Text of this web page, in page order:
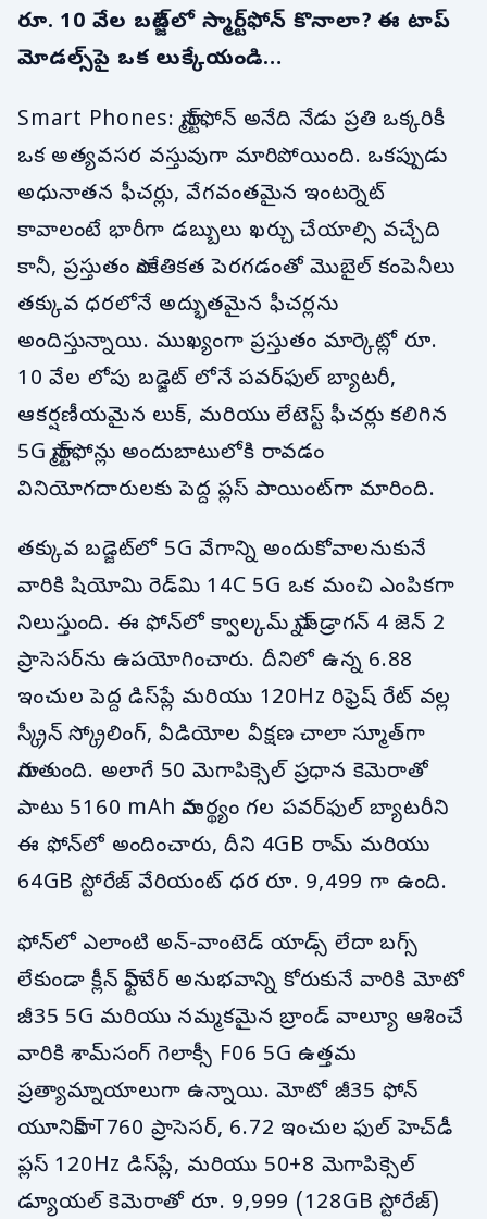
రూ. 10 వేల బడ్జెట్‌లో స్మార్ట్‌ఫోన్ కొనాలా? ఈ టాప్
మోడల్స్‌పై ఒక లుక్కేయండి…
Smart Phones: స్మార్ట్‌ఫోన్ అనేది నేడు ప్రతి ఒక్కరికీ
ఒక అత్యవసర వస్తువుగా మారిపోయింది. ఒకప్పుడు
అధునాతన ఫీచర్లు, వేగవంతమైన ఇంటర్నెట్
కావాలంటే భారీగా డబ్బులు ఖర్చు చేయాల్సి వచ్చేది
కానీ, ప్రస్తుతం సాంకేతికత పెరగడంతో మొబైల్ కంపెనీలు
తక్కువ ధరలోనే అద్భుతమైన ఫీచర్లను
అందిస్తున్నాయి. ముఖ్యంగా ప్రస్తుతం మార్కెట్లో రూ.
10 వేల లోపు బడ్జెట్ లోనే పవర్‌ఫుల్ బ్యాటరీ,
ఆకర్షణీయమైన లుక్, మరియు లేటెస్ట్ ఫీచర్లు కలిగిన
5G స్మార్ట్‌ఫోన్లు అందుబాటులోకి రావడం
వినియోగదారులకు పెద్ద ప్లస్ పాయింట్‌గా మారింది.
తక్కువ బడ్జెట్‌లో 5G వేగాన్ని అందుకోవాలనుకునే
వారికి షియోమి రెడ్‌మి 14C 5G ఒక మంచి ఎంపికగా
నిలుస్తుంది. ఈ ఫోన్‌లో క్వాల్కమ్ స్నాప్‌డ్రాగన్ 4 జెన్ 2
ప్రాసెసర్‌ను ఉపయోగించారు. దీనిలో ఉన్న 6.88
ఇంచుల పెద్ద డిస్‌ప్లే మరియు 120Hz రిఫ్రెష్ రేట్ వల్ల
స్క్రీన్ స్క్రోలింగ్, వీడియోల వీక్షణ చాలా స్మూత్‌గా
సాగుతుంది. అలాగే 50 మెగాపిక్సెల్ ప్రధాన కెమెరాతో
పాటు 5160 mAh సామర్థ్యం గల పవర్‌ఫుల్ బ్యాటరీని
ఈ ఫోన్‌లో అందించారు, దీని 4GB రామ్ మరియు
64GB స్టోరేజ్ వేరియంట్ ధర రూ. 9,499 గా ఉంది.
ఫోన్‌లో ఎలాంటి అన్-వాంటెడ్ యాడ్స్ లేదా బగ్స్
లేకుండా క్లీన్ సాఫ్ట్‌వేర్ అనుభవాన్ని కోరుకునే వారికి మోటో
జీ35 5G మరియు నమ్మకమైన బ్రాండ్ వాల్యూ ఆశించే
వారికి శామ్‌సంగ్ గెలాక్సీ F06 5G ఉత్తమ
ప్రత్యామ్నాయాలుగా ఉన్నాయి. మోటో జీ35 ఫోన్
యూనిసాక్ T760 ప్రాసెసర్, 6.72 ఇంచుల ఫుల్ హెచ్‌డీ
ప్లస్ 120Hz డిస్‌ప్లే, మరియు 50+8 మెగాపిక్సెల్
డ్యూయల్ కెమెరాతో రూ. 9,999 (128GB స్టోరేజ్)